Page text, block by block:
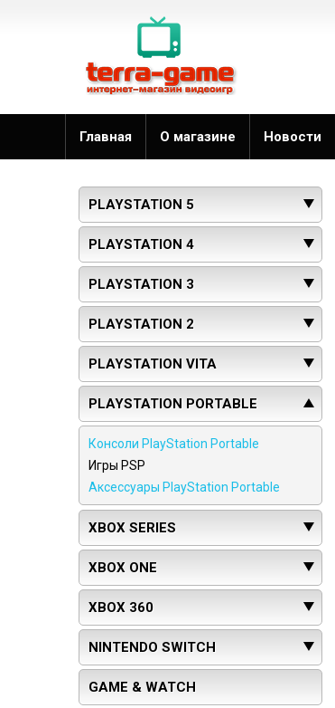
Главная О магазине Новости
PLAYSTATION 5
PLAYSTATION 4
PLAYSTATION 3
PLAYSTATION 2
PLAYSTATION VITA
PLAYSTATION PORTABLE
Консоли PlayStation Portable
Игры PSP
Аксессуары PlayStation Portable
XBOX SERIES
XBOX ONE
XBOX 360
NINTENDO SWITCH
GAME & WATCH